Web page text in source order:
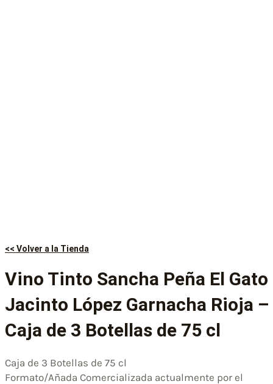
<< Volver a la Tienda
Vino Tinto Sancha Peña El Gato
Jacinto López Garnacha Rioja –
Caja de 3 Botellas de 75 cl
Caja de 3 Botellas de 75 cl
Formato/Añada Comercializada actualmente por el